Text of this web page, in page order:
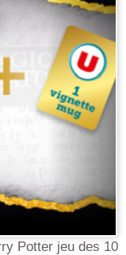
Potter jeu des 10